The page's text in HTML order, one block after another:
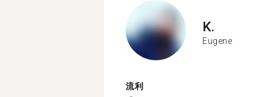
K.
Eugene
流利